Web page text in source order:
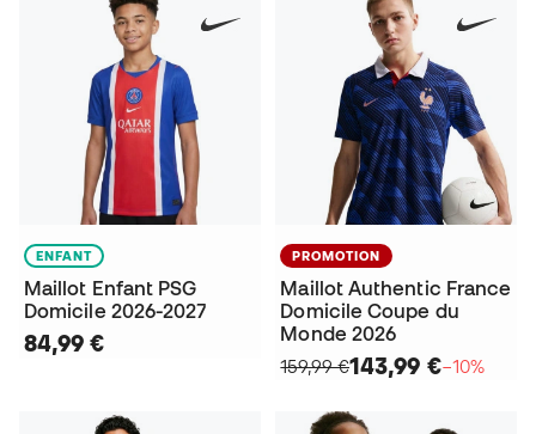
ENFANT
Maillot Enfant PSG
Domicile 2026-2027
84,99 €
PROMOTION
Maillot Authentic France
Domicile Coupe du
Monde 2026
159,99 €143,99 €−10%